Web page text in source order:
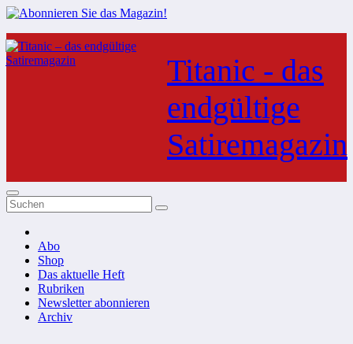
Zum
Inhalt
springen
Titanic - das
endgültige
Satiremagazin
Abo
Shop
Das aktuelle Heft
Rubriken
Newsletter abonnieren
Archiv